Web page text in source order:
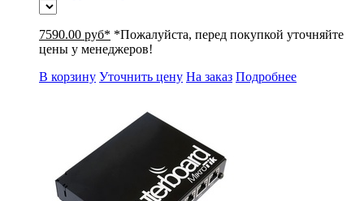
7590.00 руб* *Пожалуйста, перед покупкой уточняйте
цены у менеджеров!
В корзину Уточнить цену На заказ Подробнее